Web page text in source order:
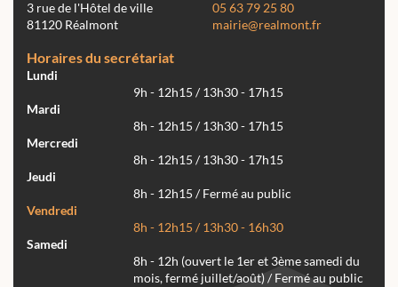
3 rue de l'Hôtel de ville
81120 Réalmont
05 63 79 25 80
mairie@realmont.fr
Horaires du secrétariat
Lundi
9h - 12h15 / 13h30 - 17h15
Mardi
8h - 12h15 / 13h30 - 17h15
Mercredi
8h - 12h15 / 13h30 - 17h15
Jeudi
8h - 12h15 / Fermé au public
Vendredi
8h - 12h15 / 13h30 - 16h30
Samedi
8h - 12h (ouvert le 1er et 3ème samedi du
mois, fermé juillet/août) / Fermé au public